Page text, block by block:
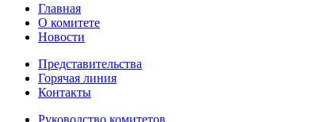
Главная
О комитете
Новости
Представительства
Горячая линия
Контакты
Руководство комитетов